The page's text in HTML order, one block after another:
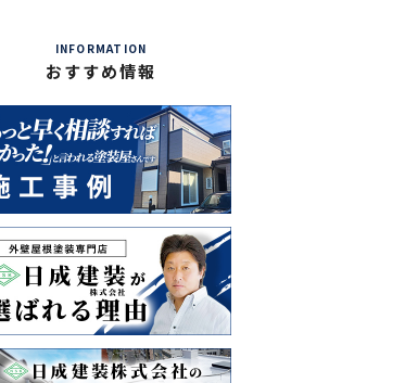
INFORMATION
おすすめ情報